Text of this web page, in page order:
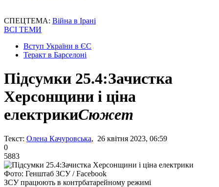
СПЕЦТЕМА: Війна в Ірані
ВСІ ТЕМИ
Вступ України в ЄС
Теракт в Барселоні
Підсумки 25.4:Зачистка
Херсонщини і ціна
електрикиСюжет
Текст: Олена Качуровська, 26 квітня 2023, 06:59
0
5883
Фото: Генштаб ЗСУ / Facebook
ЗСУ працюють в контрбатарейному режимі